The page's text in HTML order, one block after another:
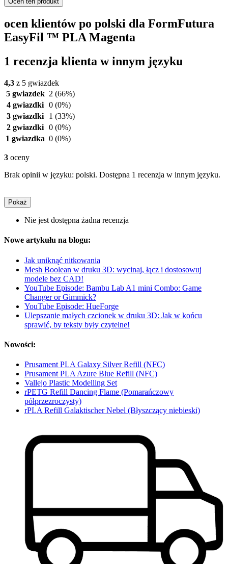
ocen klientów po polski dla FormFutura
EasyFil ™ PLA Magenta
1 recenzja klienta w innym języku
4,3 z 5 gwiazdek
5 gwiazdek 2 (66%)
4 gwiazdki 0 (0%)
3 gwiazdki
1 (33%)
2 gwiazdki 0 (0%)
1 gwiazdka 0 (0%)
3 oceny
Brak opinii w języku: polski. Dostępna 1 recenzja w innym języku.
Pokaż
Nie jest dostępna żadna recenzja
Nowe artykułu na blogu:
Jak uniknąć nitkowania
Mesh Boolean w druku 3D: wycinaj, łącz i dostosowuj
modele bez CAD!
YouTube Episode: Bambu Lab A1 mini Combo: Game
Changer or Gimmick?
YouTube Episode: HueForge
Ulepszanie małych czcionek w druku 3D: Jak w końcu
sprawić, by teksty były czytelne!
Nowości:
Prusament PLA Galaxy Silver Refill (NFC)
Prusament PLA Azure Blue Refill (NFC)
Vallejo Plastic Modelling Set
rPETG Refill Dancing Flame (Pomarańczowy
półprzezroczysty)
rPLA Refill Galaktischer Nebel (Błyszczący niebieski)